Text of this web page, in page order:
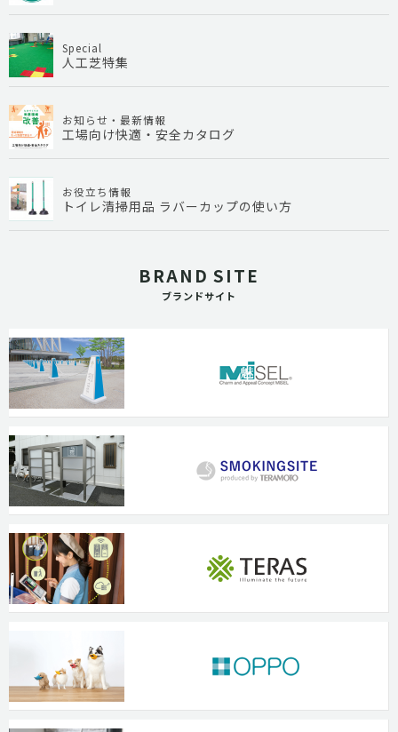
Special
人工芝特集
お知らせ・最新情報
工場向け快適・安全カタログ
お役立ち情報
トイレ清掃用品 ラバーカップの使い方
BRAND SITE
ブランドサイト